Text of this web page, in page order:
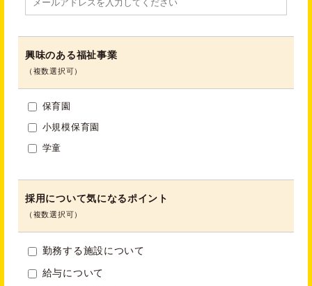
興味のある福祉事業
（複数選択可）
保育園
小規模保育園
学童
採用について気になるポイント
（複数選択可）
勤務する施設について
給与について